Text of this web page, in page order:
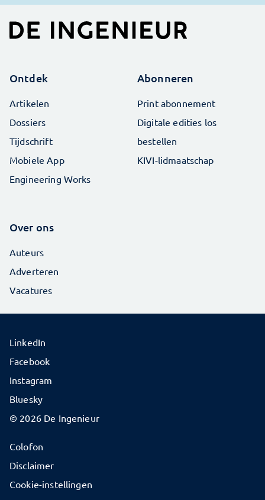
Ontdek
Artikelen
Dossiers
Tijdschrift
Mobiele App
Engineering Works
Abonneren
Print abonnement
Digitale edities los
bestellen
KIVI-lidmaatschap
Over ons
Auteurs
Adverteren
Vacatures
© 2026 De Ingenieur
Colofon
Disclaimer
Cookie-instellingen
LinkedIn
Facebook
Instagram
Bluesky